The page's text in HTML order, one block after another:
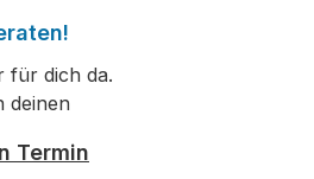
für dich da.
deinen
Termin